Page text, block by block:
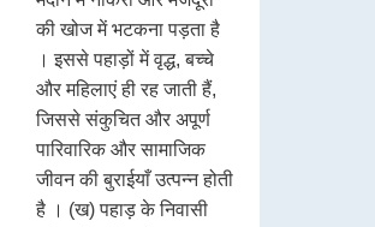
की खोज में भटकना पड़ता है
। इससे पहाड़ों में वृद्ध, बच्चे
और महिलाएं ही रह जाती हैं,
जिससे संकुचित और अपूर्ण
पारिवारिक और सामाजिक
जीवन की बुराईयाँ उत्पन्न होती
है । (ख) पहाड़ के निवासी